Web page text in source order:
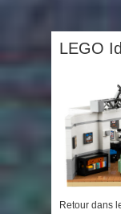
LEGO
Retour dans